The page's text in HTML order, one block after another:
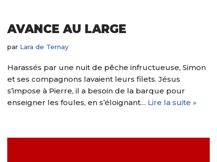
AVANCE AU LARGE
par Lara de Ternay
Harassés par une nuit de pêche infructueuse, Simon
et ses compagnons lavaient leurs filets. Jésus
s’impose à Pierre, il a besoin de la barque pour
enseigner les foules, en s’éloignant… Lire la suite »